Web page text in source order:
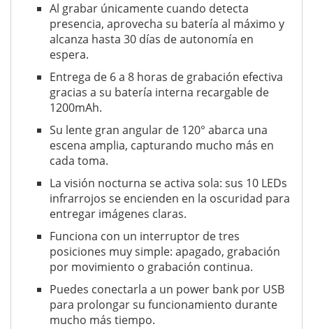
Al grabar únicamente cuando detecta
presencia, aprovecha su batería al máximo y
alcanza hasta 30 días de autonomía en
espera.
Entrega de 6 a 8 horas de grabación efectiva
gracias a su batería interna recargable de
1200mAh.
Su lente gran angular de 120° abarca una
escena amplia, capturando mucho más en
cada toma.
La visión nocturna se activa sola: sus 10 LEDs
infrarrojos se encienden en la oscuridad para
entregar imágenes claras.
Funciona con un interruptor de tres
posiciones muy simple: apagado, grabación
por movimiento o grabación continua.
Puedes conectarla a un power bank por USB
para prolongar su funcionamiento durante
mucho más tiempo.